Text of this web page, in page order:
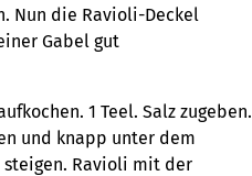
Nun die Ravioli-Deckel
Gabel gut
1 Teel. Salz zugeben.
und knapp unter dem
steigen. Ravioli mit der